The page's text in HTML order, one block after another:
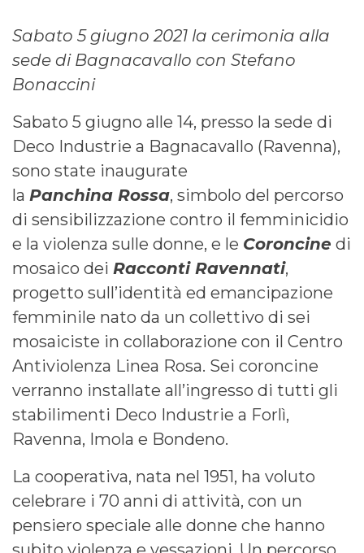
Sabato 5 giugno 2021 la cerimonia alla
sede di Bagnacavallo con Stefano
Bonaccini
Sabato 5 giugno alle 14, presso la sede di
Deco Industrie a Bagnacavallo (Ravenna),
sono state inaugurate
la Panchina Rossa, simbolo del percorso
di sensibilizzazione contro il femminicidio
e la violenza sulle donne, e le Coroncine di
mosaico dei Racconti Ravennati,
progetto sull’identità ed emancipazione
femminile nato da un collettivo di sei
mosaiciste in collaborazione con il Centro
Antiviolenza Linea Rosa. Sei coroncine
verranno installate all’ingresso di tutti gli
stabilimenti Deco Industrie a Forlì,
Ravenna, Imola e Bondeno.
La cooperativa, nata nel 1951, ha voluto
celebrare i 70 anni di attività, con un
pensiero speciale alle donne che hanno